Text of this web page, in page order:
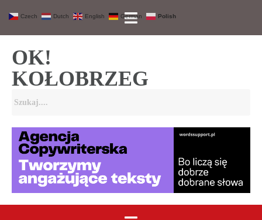
OK!
KOŁOBRZEG
Czech Dutch English German Polish